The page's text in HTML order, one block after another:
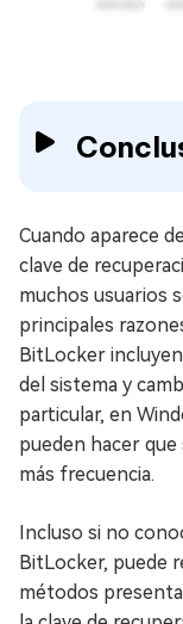
Cuando aparece
clave de
muchos usuarios
principales
BitLocker
del sistema y
particular, en
pueden hacer
más frecuencia.
Incluso si no
BitLocker, puede
métodos